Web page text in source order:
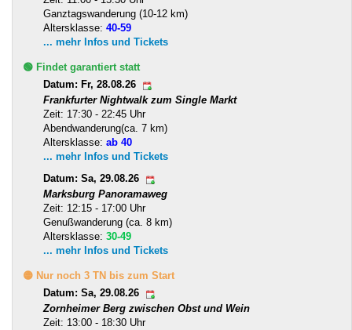
Ganztagswanderung (10-12 km)
Altersklasse: 40-59
... mehr Infos und Tickets
🟢 Findet garantiert statt
Datum: Fr, 28.08.26
Frankfurter Nightwalk zum Single Markt
Zeit: 17:30 - 22:45 Uhr
Abendwanderung(ca. 7 km)
Altersklasse: ab 40
... mehr Infos und Tickets
Datum: Sa, 29.08.26
Marksburg Panoramaweg
Zeit: 12:15 - 17:00 Uhr
Genußwanderung (ca. 8 km)
Altersklasse: 30-49
... mehr Infos und Tickets
🟡 Nur noch 3 TN bis zum Start
Datum: Sa, 29.08.26
Zornheimer Berg zwischen Obst und Wein
Zeit: 13:00 - 18:30 Uhr